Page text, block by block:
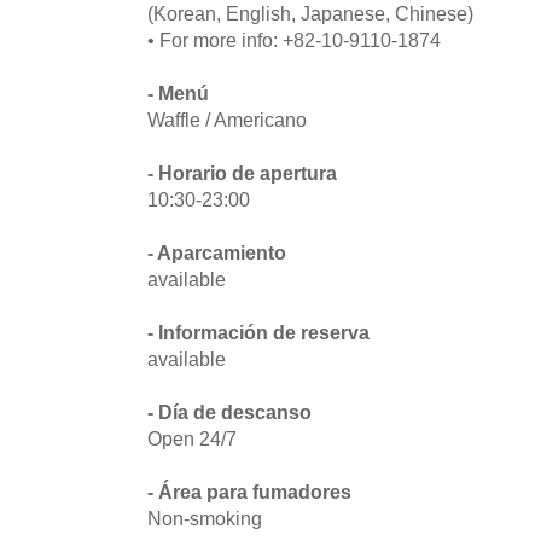
(Korean, English, Japanese, Chinese)
• For more info: +82-10-9110-1874
- Menú
Waffle / Americano
- Horario de apertura
10:30-23:00
- Aparcamiento
available
- Información de reserva
available
- Día de descanso
Open 24/7
- Área para fumadores
Non-smoking